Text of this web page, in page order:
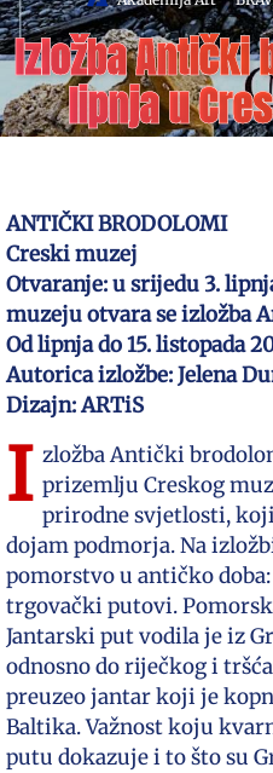
Izložba Antički
lipnja u
ANTIČKI BRODOLOMI
Creski muzej
Otvaranje: u srijedu 3.
muzeju otvara se izložba
Od lipnja do 15. listopada
Autorica izložbe: Jelena
Dizajn: ARTiS
I zložba Antički
prizemlju Creskog
prirodne svjetlosti,
dojam podmorja. Na
pomorstvo u antičko
trgovački putovi.
Jantarski put vodila je iz
odnosno do riječkog i
preuzeo jantar koji je
Baltika. Važnost koju
putu dokazuje i to što su